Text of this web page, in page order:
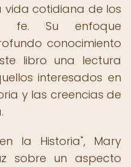
cotidiana de los
fe. Su enfoque
conocimiento
libro una lectura
interesados en
y las creencias de
la Historia", Mary
sobre un aspecto